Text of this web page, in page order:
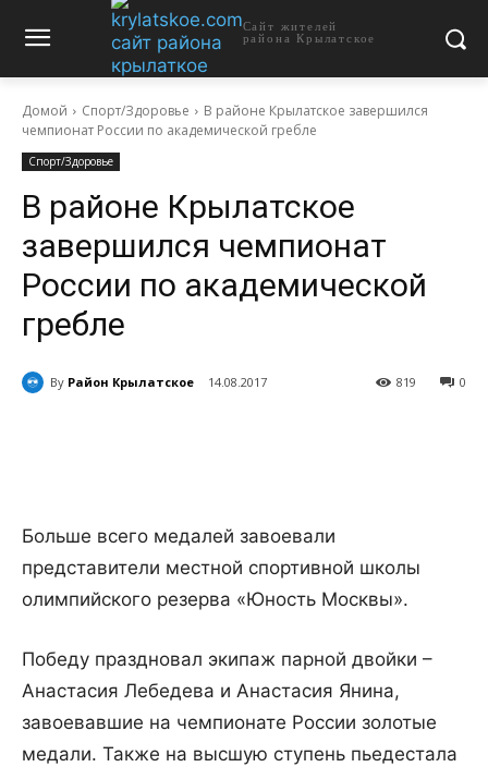
Сайт жителей
района Крылатское
Домой Спорт/Здоровье
В районе Крылатское завершился
чемпионат России по академической гребле
Спорт/Здоровье
В районе Крылатское
завершился чемпионат
России по академической
гребле
By Район Крылатское 14.08.2017 0
819
Больше всего медалей завоевали
представители местной спортивной школы
олимпийского резерва «Юность Москвы».
Победу праздновал экипаж парной двойки –
Анастасия Лебедева и Анастасия Янина,
завоевавшие на чемпионате России золотые
медали. Также на высшую ступень пьедестала